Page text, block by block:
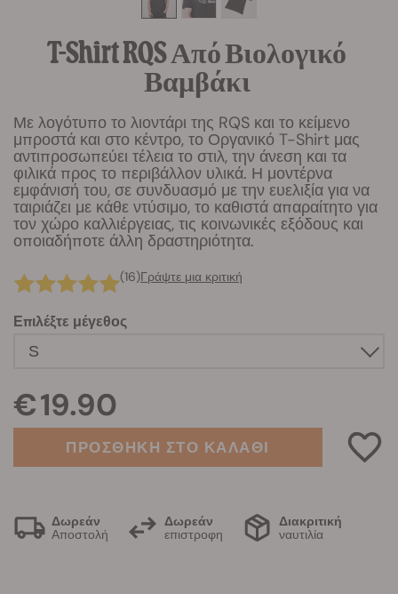
T-Shirt RQS Από Βιολογικό
Βαμβάκι
Με λογότυπο το λιοντάρι της RQS και το κείμενο
μπροστά και στο κέντρο, το Οργανικό T-Shirt μας
αντιπροσωπεύει τέλεια το στιλ, την άνεση και τα
φιλικά προς το περιβάλλον υλικά. Η μοντέρνα
εμφάνισή του, σε συνδυασμό με την ευελιξία για να
ταιριάζει με κάθε ντύσιμο, το καθιστά απαραίτητο για
τον χώρο καλλιέργειας, τις κοινωνικές εξόδους και
οποιαδήποτε άλλη δραστηριότητα.
(16)Γράψτε μια κριτική
Επιλέξτε μέγεθος
€ 19.90
ΠΡΟΣΘΗΚΗ ΣΤΟ ΚΑΛΑΘΙ
Δωρεάν
Αποστολή
Δωρεάν
επιστροφη
Διακριτική
ναυτιλία